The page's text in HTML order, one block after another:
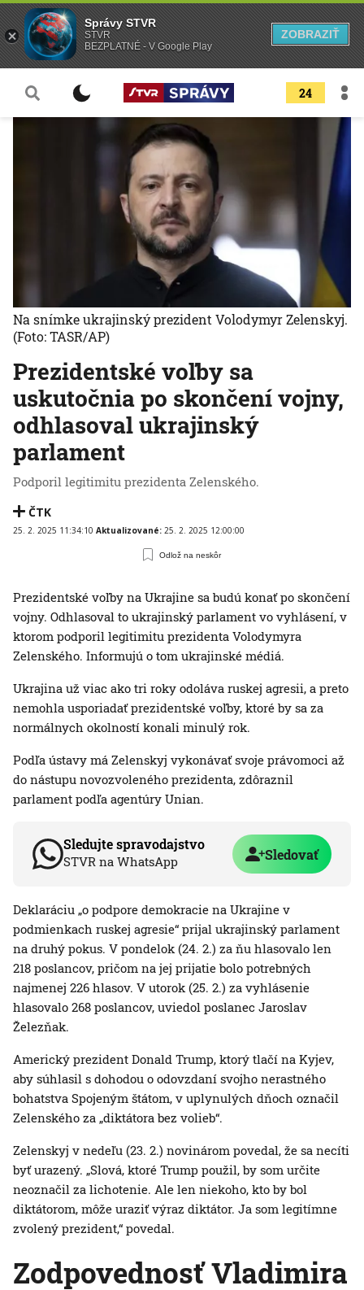
24
Prezidentské voľby sa
uskutočnia po skončení vojny,
odhlasoval ukrajinský
parlament
Podporil legitimitu prezidenta Zelenského.
ČTK
25. 2. 2025 11:34:10 Aktualizované: 25. 2. 2025 12:00:00
Odlož na neskôr
Na snímke ukrajinský prezident Volodymyr Zelenskyj.
(Foto: TASR/AP)
Prezidentské voľby na Ukrajine sa budú konať po skončení
vojny. Odhlasoval to ukrajinský parlament vo vyhlásení, v
ktorom podporil legitimitu prezidenta Volodymyra
Zelenského. Informujú o tom ukrajinské médiá.
Ukrajina už viac ako tri roky odoláva ruskej agresii, a preto
nemohla usporiadať prezidentské voľby, ktoré by sa za
normálnych okolností konali minulý rok.
Podľa ústavy má Zelenskyj vykonávať svoje právomoci až
do nástupu novozvoleného prezidenta, zdôraznil
parlament podľa agentúry Unian.
Sledujte spravodajstvo
STVR na WhatsApp Sledovať
Deklaráciu „o podpore demokracie na Ukrajine v
podmienkach ruskej agresie“ prijal ukrajinský parlament
na druhý pokus. V pondelok (24. 2.) za ňu hlasovalo len
218 poslancov, pričom na jej prijatie bolo potrebných
najmenej 226 hlasov. V utorok (25. 2.) za vyhlásenie
hlasovalo 268 poslancov, uviedol poslanec Jaroslav
Železňak.
Americký prezident Donald Trump, ktorý tlačí na Kyjev,
aby súhlasil s dohodou o odovzdaní svojho nerastného
bohatstva Spojeným štátom, v uplynulých dňoch označil
Zelenského za „diktátora bez volieb“.
Zelenskyj v nedeľu (23. 2.) novinárom povedal, že sa necíti
byť urazený. „Slová, ktoré Trump použil, by som určite
neoznačil za lichotenie. Ale len niekoho, kto by bol
diktátorom, môže uraziť výraz diktátor. Ja som legitímne
zvolený prezident,“ povedal.
Zodpovednosť Vladimira
Správy STVR
STVR
BEZPLATNÉ - V Google Play
ZOBRAZIŤ